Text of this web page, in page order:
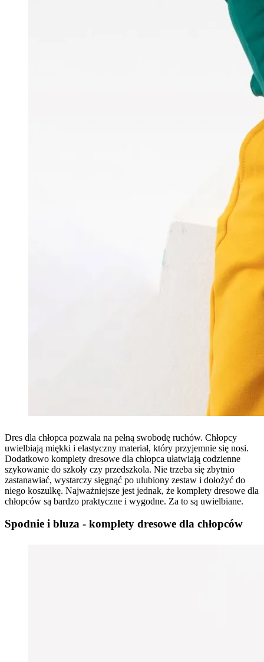
Dres dla chłopca pozwala na pełną swobodę ruchów. Chłopcy
uwielbiają miękki i elastyczny materiał, który przyjemnie się nosi.
Dodatkowo komplety dresowe dla chłopca ułatwiają codzienne
szykowanie do szkoły czy przedszkola. Nie trzeba się zbytnio
zastanawiać, wystarczy sięgnąć po ulubiony zestaw i dołożyć do
niego koszulkę. Najważniejsze jest jednak, że komplety dresowe dla
chłopców są bardzo praktyczne i wygodne. Za to są uwielbiane.
Spodnie i bluza - komplety dresowe dla chłopców